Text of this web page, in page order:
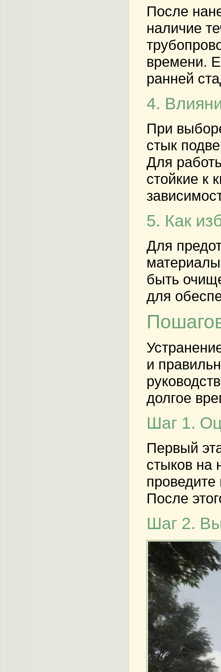
После
наличие
времени.
ранней
4.
При
стык
Для
стойкие к
5. Как
Для
быть
для
и
долгое
Шаг 1.
Первый
стыков на
проведите
После
Шаг 2.